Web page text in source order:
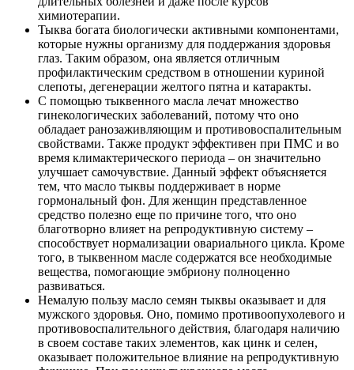
химиотерапии.
Тыква богата биологически активными компонентами,
которые нужны организму для поддержания здоровья
глаз. Таким образом, она является отличным
профилактическим средством в отношении куриной
слепоты, дегенерации желтого пятна и катаракты.
С помощью тыквенного масла лечат множество
гинекологических заболеваний, потому что оно
обладает ранозаживляющим и противовоспалительным
свойствами. Также продукт эффективен при ПМС и во
время климактерического периода – он значительно
улучшает самочувствие. Данный эффект объясняется
тем, что масло тыквы поддерживает в норме
гормональный фон. Для женщин представленное
средство полезно еще по причине того, что оно
благотворно влияет на репродуктивную систему –
способствует нормализации овариального цикла. Кроме
того, в тыквенном масле содержатся все необходимые
вещества, помогающие эмбриону полноценно
развиваться.
Немалую пользу масло семян тыквы оказывает и для
мужского здоровья. Оно, помимо противоопухолевого и
противовоспалительного действия, благодаря наличию
в своем составе таких элементов, как цинк и селен,
оказывает положительное влияние на репродуктивную